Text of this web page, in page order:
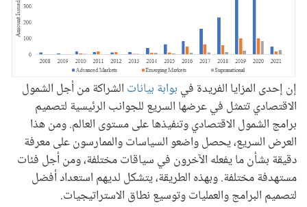
إن إحدى المزايا الفريدة في بوابة بيانات الشراكة من أجل الشمول
الاقتصادي تتمثل في عرضها السريع للجوانب الرئيسية لتصميم
برامج الشمول الاقتصادي وتنفيذها على مستوى العالم. ومن هذا
العرض السريع، يحصل واضعو السياسات والممارسون على معرفة
دقيقة بشأن ما يفعله الآخرون في سياقات مختلفة، ومن أجل فئات
مستهدفة مختلفة. وبهذه الطريقة، يتشكل لديهم استعداد أفضل
لتصميم البرامج والعمليات وتوسيع نطاق الاستراتيجيات.